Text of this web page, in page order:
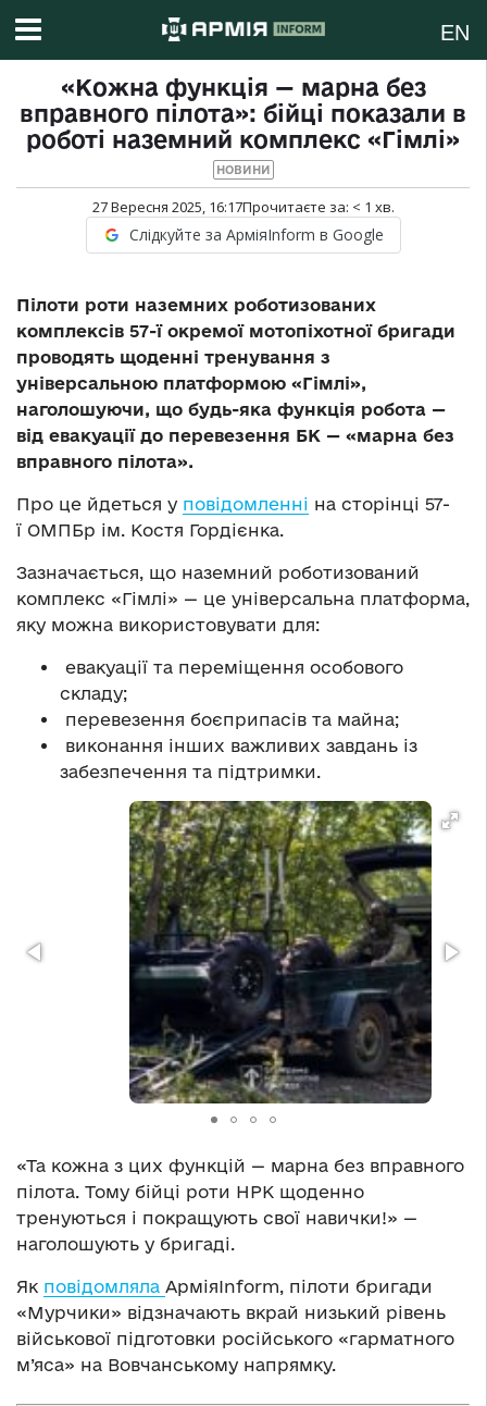
EN
«Кожна функція — марна без
вправного пілота»: бійці показали в
роботі наземний комплекс «Гімлі»
НОВИНИ
27 Вересня 2025, 16:17Прочитаєте за: < 1 хв.
Слідкуйте за АрміяInform в Google
Пілоти роти наземних роботизованих
комплексів 57-ї окремої мотопіхотної бригади
проводять щоденні тренування з
універсальною платформою «Гімлі»,
наголошуючи, що будь-яка функція робота —
від евакуації до перевезення БК — «марна без
вправного пілота».
Про це йдеться у повідомленні на сторінці 57-
ї ОМПБр ім. Костя Гордієнка.
Зазначається, що наземний роботизований
комплекс «Гімлі» — це універсальна платформа,
яку можна використовувати для:
евакуації та переміщення особового
складу;
перевезення боєприпасів та майна;
виконання інших важливих завдань із
забезпечення та підтримки.
«Та кожна з цих функцій — марна без вправного
пілота. Тому бійці роти НРК щоденно
тренуються і покращують свої навички!» —
наголошують у бригаді.
Як повідомляла АрміяInform, пілоти бригади
«Мурчики» відзначають вкрай низький рівень
військової підготовки російського «гарматного
м’яса» на Вовчанському напрямку.